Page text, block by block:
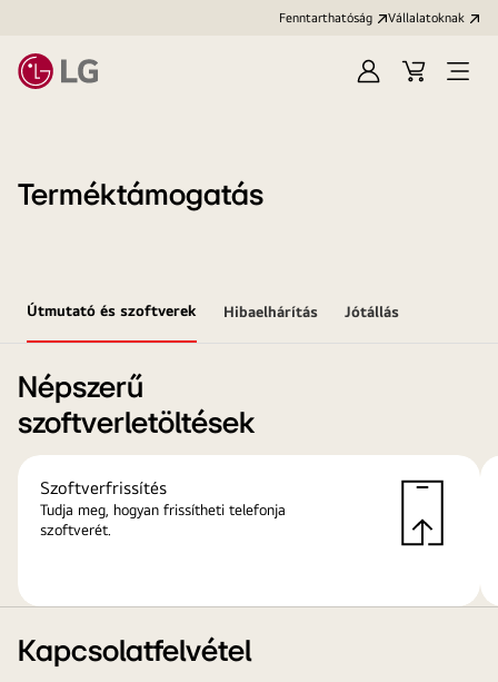
Fenntarthatóság Vállalatoknak
Bejelentkezés
KosárMenü
Terméktámogatás
Útmutató és szoftverek Hibaelhárítás Jótállás
Népszerű
szoftverletöltések
Szoftverfrissítés
Tudja meg, hogyan frissítheti telefonja
szoftverét.
Kapcsolatfelvétel